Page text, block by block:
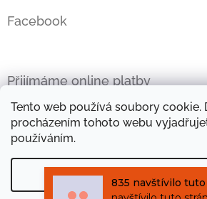
Tento web používá soubory cookie.
procházením tohoto webu
používáním.
Facebook
Přijímáme online platby
Mini e-kniha zdarma
835 navštívilo